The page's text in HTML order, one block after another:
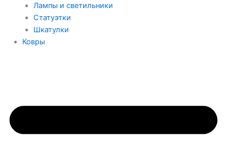
Лампы и светильники
Статуэтки
Шкатулки
Ковры